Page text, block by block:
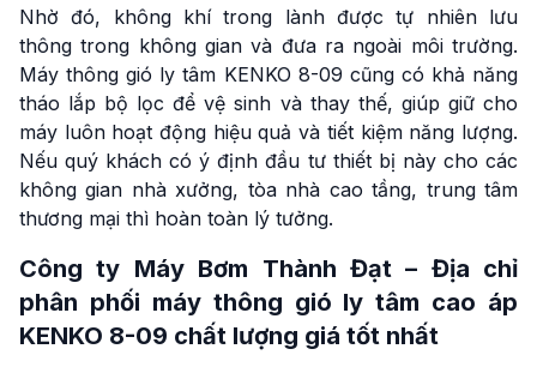
Nhờ đó, không khí trong lành được tự nhiên lưu
thông trong không gian và đưa ra ngoài môi trường.
Máy thông gió ly tâm KENKO 8-09 cũng có khả năng
tháo lắp bộ lọc để vệ sinh và thay thế, giúp giữ cho
máy luôn hoạt động hiệu quả và tiết kiệm năng lượng.
Nếu quý khách có ý định đầu tư thiết bị này cho các
không gian nhà xưởng, tòa nhà cao tầng, trung tâm
thương mại thì hoàn toàn lý tưởng.
Công ty Máy Bơm Thành Đạt – Địa chỉ
phân phối máy thông gió ly tâm cao áp
KENKO 8-09 chất lượng giá tốt nhất